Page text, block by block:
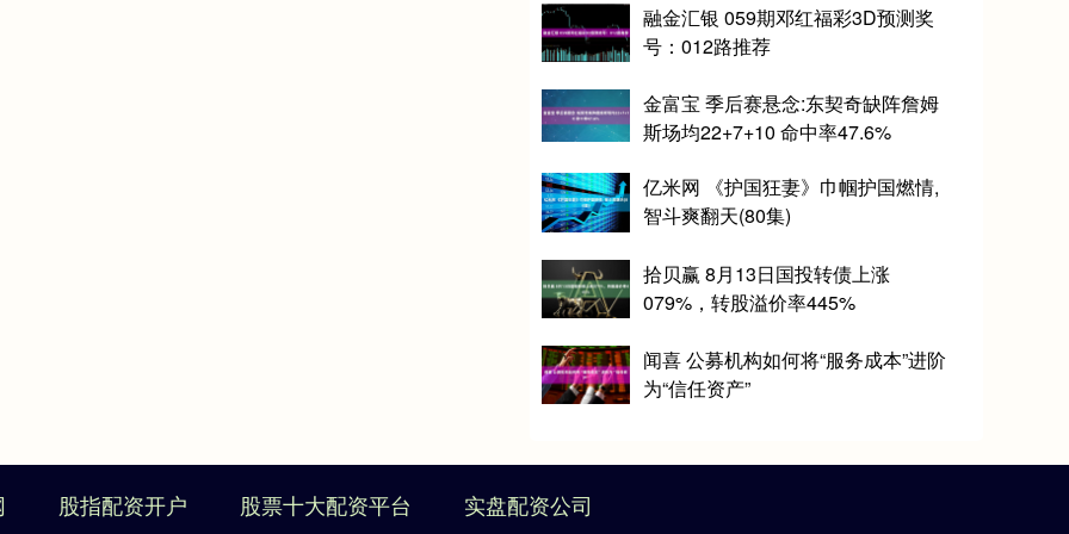
融金汇银 059期邓红福彩3D预测奖
号：012路推荐
金富宝 季后赛悬念:东契奇缺阵詹姆
斯场均22+7+10 命中率47.6%
亿米网 《护国狂妻》巾帼护国燃情,
智斗爽翻天(80集)
拾贝赢 8月13日国投转债上涨
079%，转股溢价率445%
闻喜 公募机构如何将“服务成本”进阶
为“信任资产”
股指配资开户 股票十大配资平台 实盘配资公司